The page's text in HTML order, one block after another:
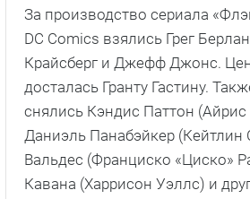
За производство сериала
DC Comics взялись Грег
Крайсберг и Джефф Джонс.
досталась Гранту Гастину.
снялись Кэндис Паттон
Даниэль Панабэйкер (Кейтлин
Вальдес (Франциско «Циско»
Кавана (Харрисон Уэллс) и